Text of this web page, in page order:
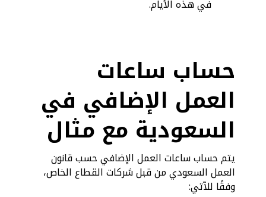
في هذه الأيام.
حساب ساعات
العمل الإضافي في
السعودية مع مثال
يتم حساب ساعات العمل الإضافي حسب قانون
العمل السعودي من قبل شركات القطاع الخاص،
وفقًا للآتي: